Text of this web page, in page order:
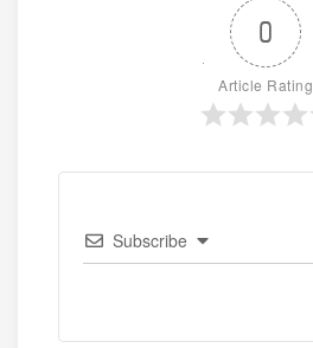
0
Article Rating
Subscribe